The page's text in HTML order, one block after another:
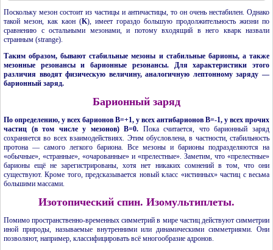
Поскольку мезон состоит из частицы и античастицы, то он очень нестабилен. Однако
такой мезон, как каон (K), имеет гораздо большую продолжительность жизни по
сравнению с остальными мезонами, и потому входящий в него кварк назвали
странным (strange).
Таким образом, бывают стабильные мезоны и стабильные барионы, а также
мезонные резонансы и барионные резонансы. Для характеристики этого
различия вводят физическую величину, аналогичную лептонному заряду —
барионный заряд.
Барионный заряд
По определению, у всех барионов В=+1, у всех антибарионов В=-1, у всех прочих
частиц (в том числе у мезонов) В=0. Пока считается, что барионный заряд
сохраняется во всех взаимодействиях. Этим обусловлена, в частности, стабильность
протона — самого легкого бариона. Все мезоны и барионы подразделяются на
«обычные», «странные», «очарованные» и «прелестные». Заметим, что «прелестные»
барионы ещё не зарегистрированы, хотя нет никаких сомнений в том, что они
существуют. Кроме того, предсказывается новый класс «истинных» частиц с весьма
большими массами.
Изотопический спин. Изомультиплеты.
Помимо пространственно-временных симметрий в мире частиц действуют симметрии
иной природы, называемые внутренними или динамическими симметриями. Они
позволяют, например, классифицировать всё многообразие адронов.